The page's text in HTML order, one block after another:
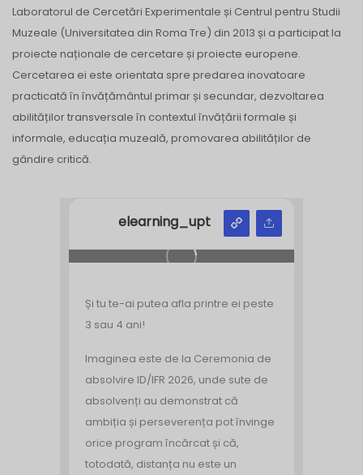
Laboratorul de Cercetări Experimentale și Centrul pentru Studii
Muzeale (Universitatea din Roma Tre) din 2013 și a participat la
proiecte naționale de cercetare și proiecte europene.
Cercetarea ei este orientata spre predarea inovatoare
practicată în învățământul primar și secundar, dezvoltarea
abilităților transversale în contextul învățării formale și
informale, educația muzeală, promovarea abilităților de
gândire critică.
elearning_upt
Și tu te-ai putea afla printre ei peste
3 sau 4 ani!
Imaginea este de la Ceremonia de
absolvire ID/IFR 2026, unde sute de
absolvenți au demonstrat că
ambiția și perseverența pot învinge
orice program încărcat și că,
totodată, distanța nu este un